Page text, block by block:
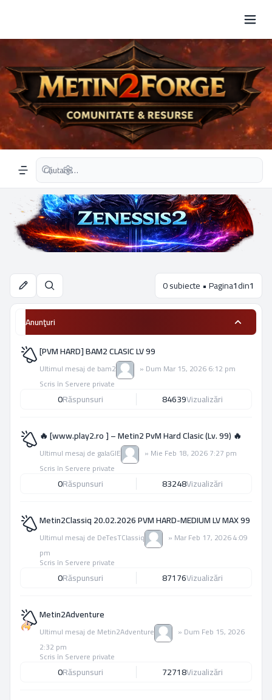
Navigation menu
Căutare avansată
Căutare 0 subiecte • Pagina1din1
Anunţuri
[PVM HARD] BAM2 CLASIC LV 99
Ultimul mesaj de bam2 » Dum Mar 15, 2026 6:12 pm
Scris în Servere private
0Răspunsuri 84639Vizualizări
🔥 [www.play2.ro ] – Metin2 PvM Hard Clasic (Lv. 99) 🔥
Ultimul mesaj de galaGIE » Mie Feb 18, 2026 7:27 pm
Scris în Servere private
0Răspunsuri 83248Vizualizări
Metin2Classiq 20.02.2026 PVM HARD-MEDIUM LV MAX 99
Ultimul mesaj de DeTesTClassiq » Mar Feb 17, 2026 4:09
pm
Scris în Servere private
0Răspunsuri 87176Vizualizări
Metin2Adventure
Ultimul mesaj de Metin2Adventure » Dum Feb 15, 2026
2:32 pm
Scris în Servere private
0Răspunsuri 72718Vizualizări